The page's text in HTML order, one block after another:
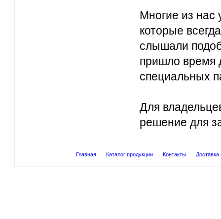
Многие из нас
которые
слышали
пришло время
специальных
Для
решение для
Главная Каталог продукции Контакты Доставка